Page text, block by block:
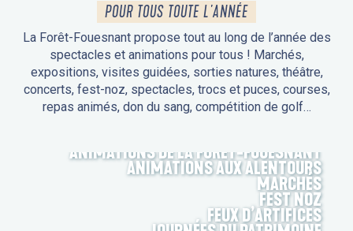
POUR TOUS TOUTE L'ANNÉE
La Forêt-Fouesnant propose tout au long de l’année des
spectacles et animations pour tous ! Marchés,
expositions, visites guidées, sorties natures, théâtre,
concerts, fest-noz, spectacles, trocs et puces, courses,
repas animés, don du sang, compétition de golf…
ANIMATIONS DE LA FORÊT-FOUESNANT
ANIMATIONS AUX ALENTOURS
MARCHÉS
FEST NOZ
FEUX D’ARTIFICES